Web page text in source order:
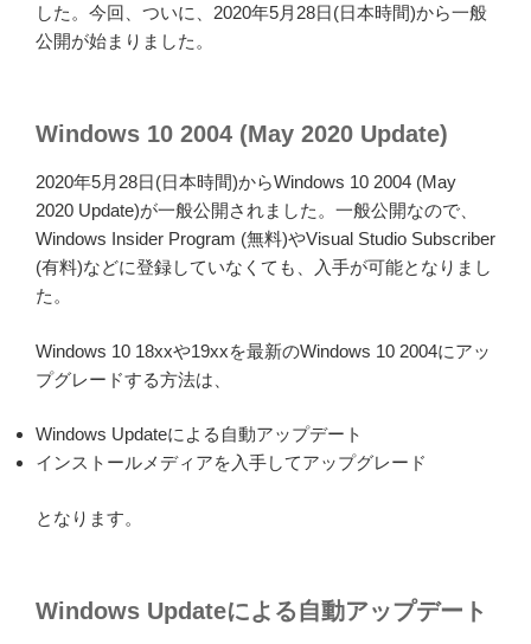
した。今回、ついに、2020年5月28日(日本時間)から一般
公開が始まりました。
Windows 10 2004 (May 2020 Update)
2020年5月28日(日本時間)からWindows 10 2004 (May
2020 Update)が一般公開されました。一般公開なので、
Windows Insider Program (無料)やVisual Studio Subscriber
(有料)などに登録していなくても、入手が可能となりまし
た。
Windows 10 18xxや19xxを最新のWindows 10 2004にアッ
プグレードする方法は、
Windows Updateによる自動アップデート
インストールメディアを入手してアップグレード
となります。
Windows Updateによる自動アップデート